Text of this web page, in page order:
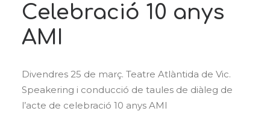
Celebració 10 anys
AMI
Divendres 25 de març. Teatre Atlàntida de Vic.
Speakering i conducció de taules de diàleg de
l’acte de celebració 10 anys AMI